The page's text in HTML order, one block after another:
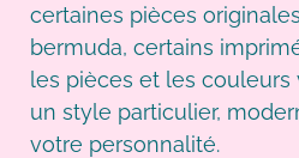
certaines pièces
bermuda, certains
les pièces et les
un style particulier,
votre personnalité.